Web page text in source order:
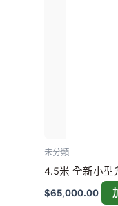
未分類
4.5米 全新小型
$65,000.00